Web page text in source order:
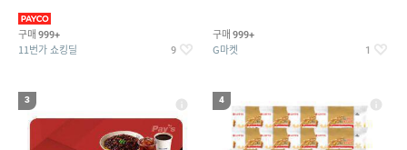
구매 999+
11번가 쇼킹딜 9
티커 세트
구매 999+
G마켓 1
3 4